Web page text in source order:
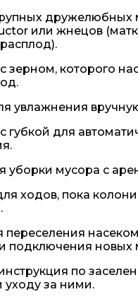
дружелюбных
или жнецов
зерном, которого
увлажнения
губкой для
уборки мусора с
ходов, пока
переселения
подключения новых
по
уходу за ними.